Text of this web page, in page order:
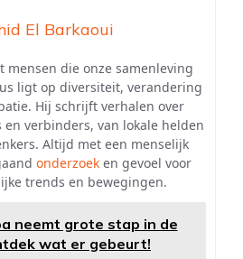
El Barkaoui
mensen die onze samenleving
ligt op diversiteit, verandering
Hij schrijft verhalen over
verbinders, van lokale helden
Altijd met een menselijk
onderzoeken gevoel voor
trends en bewegingen.
neemt grote stap in de
wat er gebeurt!